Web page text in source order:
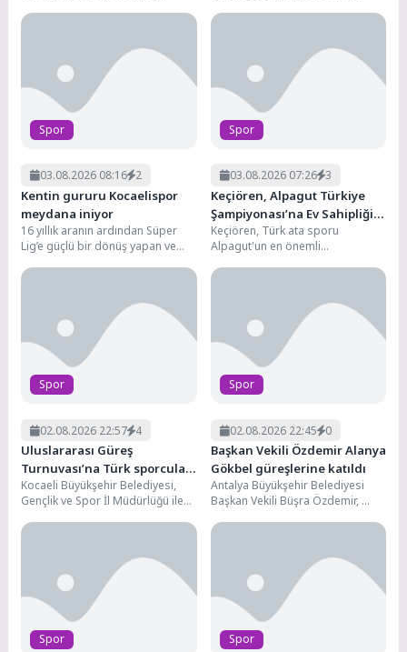
sporseverlerin yoğun ilgisi ve
başlıyor. Konyaaltı Beach...
Spor
03.08.2026 08:16 2
Kentin gururu Kocaelispor
meydana iniyor
16 yıllık aranın ardından Süper
Lig’e güçlü bir dönüş yapan ve
başarılı...
Spor
03.08.2026 07:26 3
Keçiören, Alpagut Türkiye
Şampiyonası’na Ev Sahipliği
Yaptı
Keçiören, Türk ata sporu
Alpagut'un en önemli
Alpagut Türk Ata Sporu Türkiye...
Spor
02.08.2026 22:57 4
Uluslararası Güreş
Turnuvası’na Türk sporcular
damga vurdu
Kocaeli Büyükşehir Belediyesi,
Gençlik ve Spor İl Müdürlüğü ile
ilimizde düzenlenen Hasan...
Spor
02.08.2026 22:45 0
Başkan Vekili Özdemir Alanya
Gökbel güreşlerine katıldı
Antalya Büyükşehir Belediyesi
Başkan Vekili Büşra Özdemir,
yıl 20’ncisi düzenlenen
Spor Spor